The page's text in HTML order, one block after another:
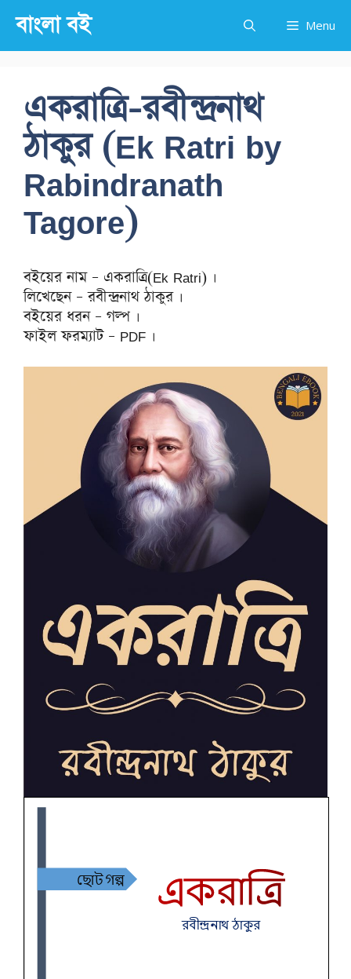
content
বাংলা বই Menu
একরাত্রি-রবীন্দ্রনাথ
ঠাকুর (Ek Ratri by
Rabindranath
Tagore)
বইয়ের নাম – একরাত্রি(Ek Ratri) ।
লিখেছেন – রবীন্দ্রনাথ ঠাকুর ।
বইয়ের ধরন – গল্প ।
ফাইল ফরম্যাট – PDF ।